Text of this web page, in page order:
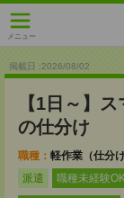
メニュー
掲載日 :2026/08/02
【1日～】
の仕分け
職種： 軽作業（仕分
派遣
職種未経験